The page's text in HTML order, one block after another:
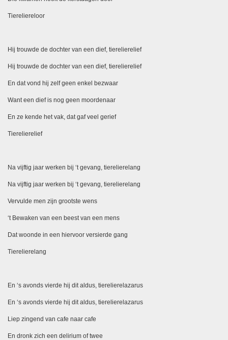
Tiereliereloor
Hij trouwde de dochter van een dief, tierelierelief
Hij trouwde de dochter van een dief, tierelierelief
En dat vond hij zelf geen enkel bezwaar
Want een dief is nog geen moordenaar
En ze kende het vak, dat gaf veel gerief
Tierelierelief
Na vijftig jaar werken bij ‘t gevang, tierelierelang
Na vijftig jaar werken bij ‘t gevang, tierelierelang
Vervulde men zijn grootste wens
‘t Bewaken van een beest van een mens
Dat woonde in een hiervoor versierde gang
Tierelierelang
En ‘s avonds vierde hij dit aldus, tierelierelazarus
En ‘s avonds vierde hij dit aldus, tierelierelazarus
Liep zingend van cafe naar cafe
En dronk zich een delirium of twee